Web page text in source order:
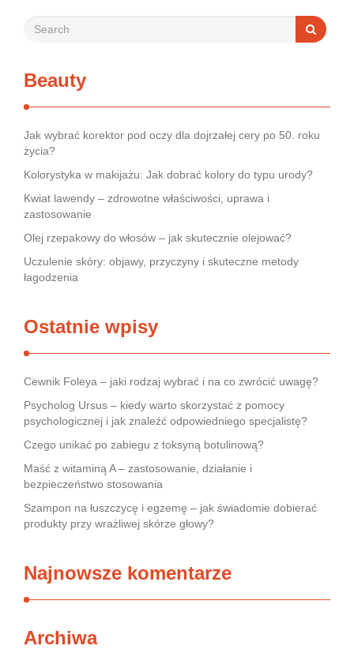
Beauty
Jak wybrać korektor pod oczy dla dojrzałej cery po 50. roku
życia?
Kolorystyka w makijażu: Jak dobrać kolory do typu urody?
Kwiat lawendy – zdrowotne właściwości, uprawa i
zastosowanie
Olej rzepakowy do włosów – jak skutecznie olejować?
Uczulenie skóry: objawy, przyczyny i skuteczne metody
łagodzenia
Ostatnie wpisy
Cewnik Foleya – jaki rodzaj wybrać i na co zwrócić uwagę?
Psycholog Ursus – kiedy warto skorzystać z pomocy
psychologicznej i jak znaleźć odpowiedniego specjalistę?
Czego unikać po zabiegu z toksyną botulinową?
Maść z witaminą A – zastosowanie, działanie i
bezpieczeństwo stosowania
Szampon na łuszczycę i egzemę – jak świadomie dobierać
produkty przy wrażliwej skórze głowy?
Najnowsze komentarze
Archiwa